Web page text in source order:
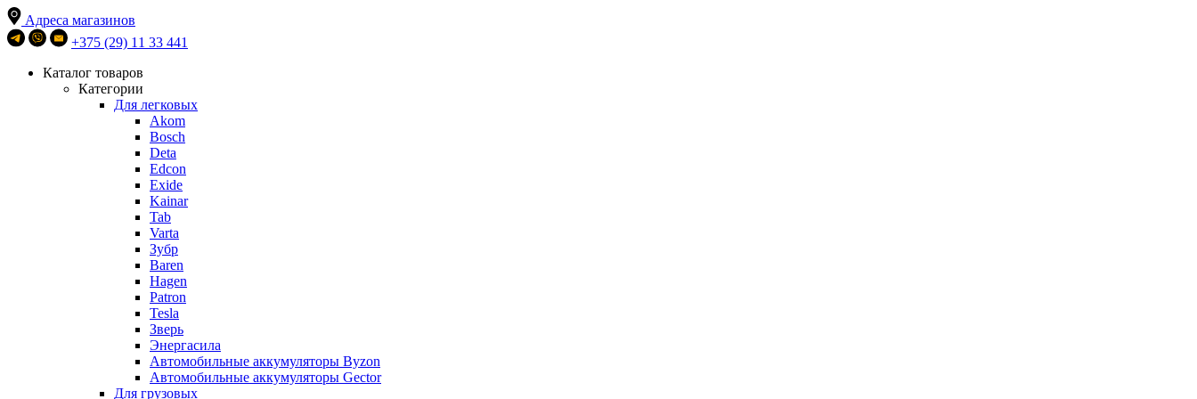
Адреса магазинов
+375 (29) 11 33 441
Каталог товаров
Категории
Для легковых
Akom
Bosch
Deta
Edcon
Exide
Kainar
Tab
Varta
Зубр
Baren
Hagen
Patron
Tesla
Зверь
Энергасила
Автомобильные аккумуляторы Byzon
Автомобильные аккумуляторы Gector
Для грузовых